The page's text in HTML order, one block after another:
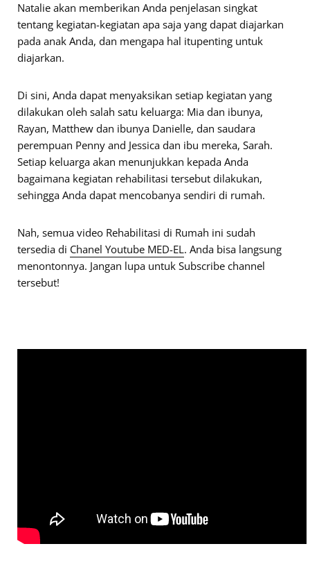
Natalie akan memberikan Anda penjelasan singkat
tentang kegiatan-kegiatan apa saja yang dapat diajarkan
pada anak Anda, dan mengapa hal itupenting untuk
diajarkan.
Di sini, Anda dapat menyaksikan setiap kegiatan yang
dilakukan oleh salah satu keluarga: Mia dan ibunya,
Rayan, Matthew dan ibunya Danielle, dan saudara
perempuan Penny and Jessica dan ibu mereka, Sarah.
Setiap keluarga akan menunjukkan kepada Anda
bagaimana kegiatan rehabilitasi tersebut dilakukan,
sehingga Anda dapat mencobanya sendiri di rumah.
Nah, semua video Rehabilitasi di Rumah ini sudah
tersedia di Chanel Youtube MED-EL. Anda bisa langsung
menontonnya. Jangan lupa untuk Subscribe channel
tersebut!